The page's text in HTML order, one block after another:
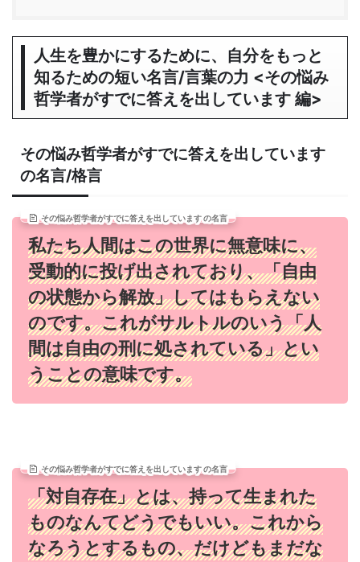
人生を豊かにするために、自分をもっと
知るための短い名言/言葉の力 <その悩み
哲学者がすでに答えを出しています 編>
その悩み哲学者がすでに答えを出しています
の名言/格言
その悩み哲学者がすでに答えを出しています の名言
私たち人間はこの世界に無意味に、
受動的に投げ出されており、「自由
の状態から解放」してはもらえない
のです。これがサルトルのいう「人
間は自由の刑に処されている」とい
うことの意味です。
その悩み哲学者がすでに答えを出しています の名言
「対自存在」とは、持って生まれた
ものなんてどうでもいい。これから
なろうとするもの、だけどもまだな